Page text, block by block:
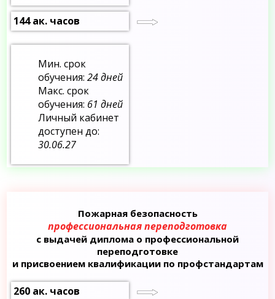
144 ак. часов
Мин. срок
обучения:24 дней
Макс. срок
обучения: 61 дней
Личный кабинет
доступен до:
30.06.27
Пожарная безопасность
профессиональная переподготовка
с выдачей диплома о профессиональной
переподготовке
и присвоением квалификации по профстандартам
260 ак. часов